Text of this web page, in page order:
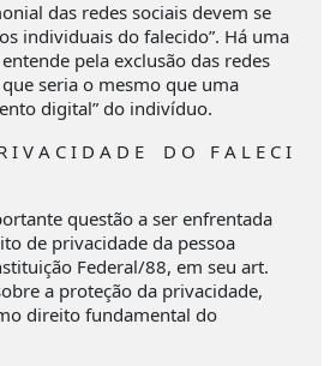
das redes sociais devem se
individuais do falecido”. Há uma
pela exclusão das redes
seria o mesmo que uma
digital” do indivíduo.
I V A C I D A D E D O F A L E C I
questão a ser enfrentada
de privacidade da pessoa
Federal/88, em seu art.
a proteção da privacidade,
direito fundamental do